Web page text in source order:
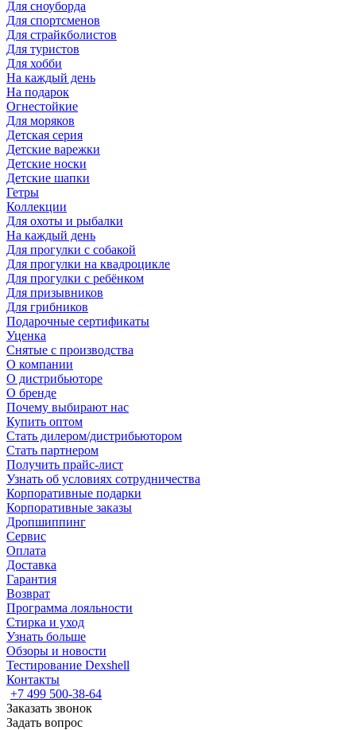
Для сноуборда
Для спортсменов
Для страйкболистов
Для туристов
Для хобби
На каждый день
На подарок
Огнестойкие
Для моряков
Детская серия
Детские варежки
Детские носки
Детские шапки
Гетры
Коллекции
Для охоты и рыбалки
На каждый день
Для прогулки с собакой
Для прогулки на квадроцикле
Для прогулки с ребёнком
Для призывников
Для грибников
Подарочные сертификаты
Уценка
Снятые с производства
О компании
О дистрибьюторе
О бренде
Почему выбирают нас
Купить оптом
Стать дилером/дистрибьютором
Стать партнером
Получить прайс-лист
Узнать об условиях сотрудничества
Корпоративные подарки
Корпоративные заказы
Дропшиппинг
Сервис
Оплата
Доставка
Гарантия
Возврат
Программа лояльности
Стирка и уход
Узнать больше
Обзоры и новости
Тестирование Dexshell
Контакты
+7 499 500-38-64
Заказать звонок
Задать вопрос